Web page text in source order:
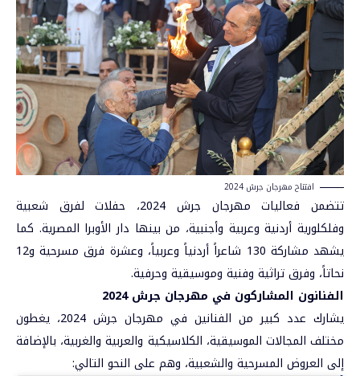
افتتاح مهرجان جرش 2024
تتضمن فعاليات مهرجان جرش 2024، حفلات لفرق شعبية
وفلكلورية أردنية وعربية وأجنبية، من بينها دار الأوبرا المصرية. كما
يشهد مشاركة 130 شاعراً أردنياً وعربياً، وعشرة فرق مسرحية و12
نحاتاً، وفرق تراثية وفنية وموسيقية وحرفية.
الفنانون المشاركون في مهرجان جرش 2024
يشارك عدد كبير من الفنانين في مهرجان جرش 2024، يغطون
مختلف المجالات الموسيقية، الكلاسيكية والعربية والغربية، بالإضافة
إلى العروض المسرحية والشعبية، وهم على النحو التالي: